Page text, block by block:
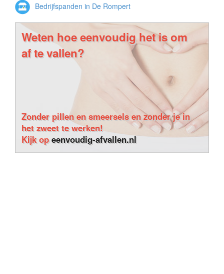
Bedrijfspanden in De Rompert
Weten hoe eenvoudig het is om
af te vallen?
Zonder pillen en smeersels en zonder je in
het zweet te werken!
Kijk opeenvoudig-afvallen.nl